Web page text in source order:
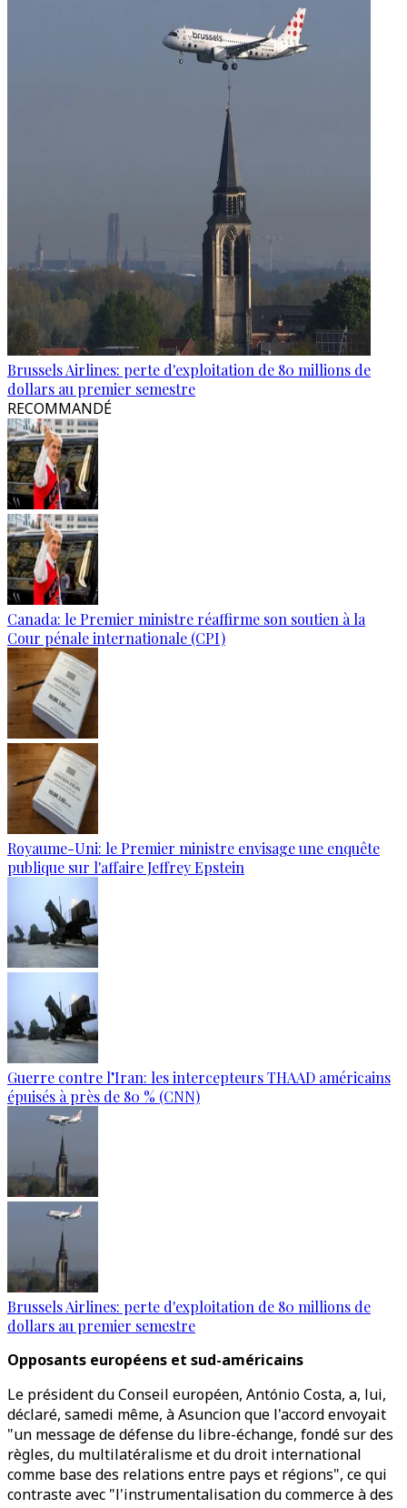
Brussels Airlines: perte d'exploitation de 80 millions de
dollars au premier semestre
RECOMMANDÉ
Canada: le Premier ministre réaffirme son soutien à la
Cour pénale internationale (CPI)
Royaume-Uni: le Premier ministre envisage une enquête
publique sur l'affaire Jeffrey Epstein
Guerre contre l’Iran: les intercepteurs THAAD américains
épuisés à près de 80 % (CNN)
Brussels Airlines: perte d'exploitation de 80 millions de
dollars au premier semestre
Opposants européens et sud-américains
Le président du Conseil européen, António Costa, a, lui,
déclaré, samedi même, à Asuncion que l'accord envoyait
"un message de défense du libre-échange, fondé sur des
règles, du multilatéralisme et du droit international
comme base des relations entre pays et régions", ce qui
contraste avec "l'instrumentalisation du commerce à des